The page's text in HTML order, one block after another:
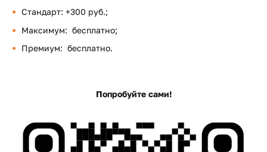
Стандарт: +300 руб.;
Максимум: бесплатно;
Премиум: бесплатно.
Попробуйте сами!